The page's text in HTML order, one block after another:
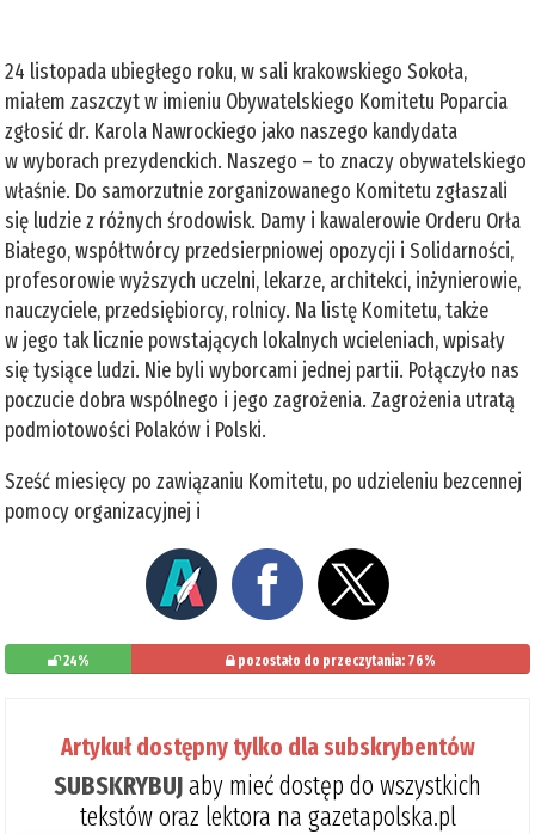
24 listopada ubiegłego roku, w sali krakowskiego Sokoła,
miałem zaszczyt w imieniu Obywatelskiego Komitetu Poparcia
zgłosić dr. Karola Nawrockiego jako naszego kandydata
w wyborach prezydenckich. Naszego – to znaczy obywatelskiego
właśnie. Do samorzutnie zorganizowanego Komitetu zgłaszali
się ludzie z różnych środowisk. Damy i kawalerowie Orderu Orła
Białego, współtwórcy przedsierpniowej opozycji i Solidarności,
profesorowie wyższych uczelni, lekarze, architekci, inżynierowie,
nauczyciele, przedsiębiorcy, rolnicy. Na listę Komitetu, także
w jego tak licznie powstających lokalnych wcieleniach, wpisały
się tysiące ludzi. Nie byli wyborcami jednej partii. Połączyło nas
poczucie dobra wspólnego i jego zagrożenia. Zagrożenia utratą
podmiotowości Polaków i Polski.
Sześć miesięcy po zawiązaniu Komitetu, po udzieleniu bezcennej
pomocy organizacyjnej i
24% pozostało do przeczytania: 76%
Artykuł dostępny tylko dla subskrybentów
SUBSKRYBUJaby mieć dostęp do wszystkich
tekstów oraz lektora na gazetapolska.pl